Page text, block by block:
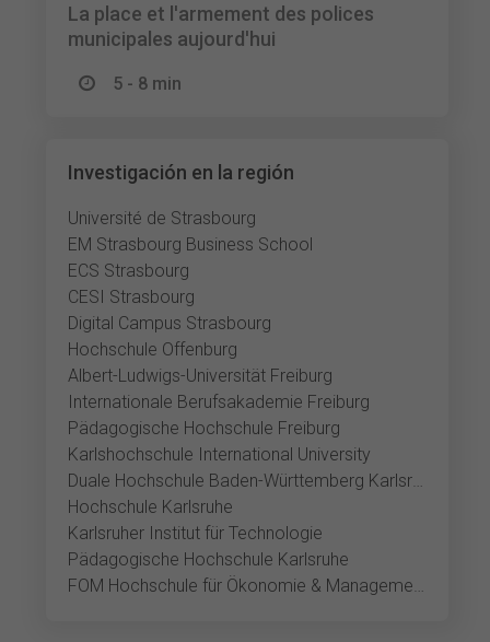
La place et l'armement des polices
municipales aujourd'hui
5 - 8 min
Investigación en la región
Université de Strasbourg
EM Strasbourg Business School
ECS Strasbourg
CESI Strasbourg
Digital Campus Strasbourg
Hochschule Offenburg
Albert-Ludwigs-Universität Freiburg
Internationale Berufsakademie Freiburg
Pädagogische Hochschule Freiburg
Karlshochschule International University
Duale Hochschule Baden-Württemberg Karlsruhe
Hochschule Karlsruhe
Karlsruher Institut für Technologie
Pädagogische Hochschule Karlsruhe
FOM Hochschule für Ökonomie & Management Karlsruhe